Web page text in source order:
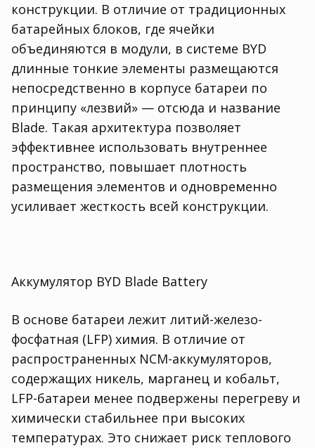
конструкции. В отличие от традиционных
батарейных блоков, где ячейки
объединяются в модули, в системе BYD
длинные тонкие элементы размещаются
непосредственно в корпусе батареи по
принципу «лезвий» — отсюда и название
Blade. Такая архитектура позволяет
эффективнее использовать внутреннее
пространство, повышает плотность
размещения элементов и одновременно
усиливает жесткость всей конструкции.
Аккумулятор BYD Blade Battery
В основе батареи лежит литий-железо-
фосфатная (LFP) химия. В отличие от
распространенных NCM-аккумуляторов,
содержащих никель, марганец и кобальт,
LFP-батареи менее подвержены перегреву и
химически стабильнее при высоких
температурах. Это снижает риск теплового